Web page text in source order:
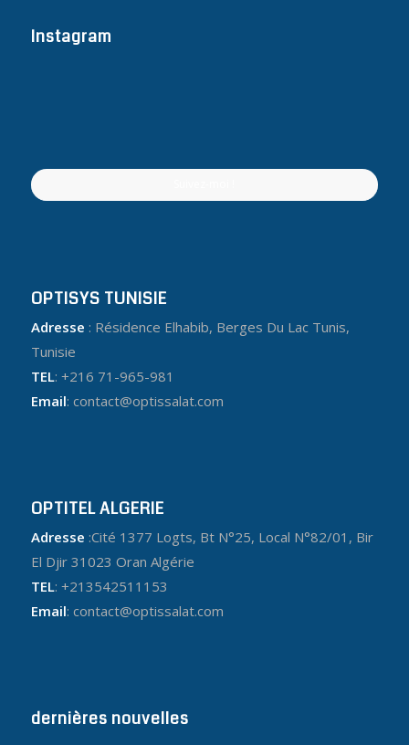
Instagram
OPTISYS TUNISIE
Adresse : Résidence Elhabib, Berges Du Lac Tunis,
Tunisie
TEL: +216 71-965-981
Email: contact@optissalat.com
OPTITEL ALGERIE
Adresse :Cité 1377 Logts, Bt N°25, Local N°82/01, Bir
El Djir 31023 Oran Algérie
TEL: +213542511153
Email: contact@optissalat.com
dernières nouvelles